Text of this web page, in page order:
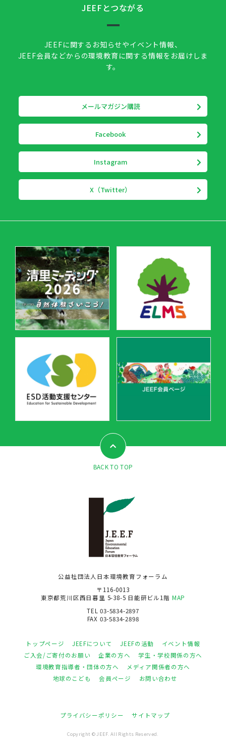
JEEFとつながる
JEEFに関するお知らせやイベント情報、
JEEF会員などからの環境教育に関する情報をお届けしま
す。
メールマガジン購読
Facebook
Instagram
X（Twitter）
BACK TO TOP
公益社団法人日本環境教育フォーラム
〒116-0013
東京都荒川区西日暮里 5-38-5 日能研ビル1階 MAP
TEL 03-5834-2897
FAX 03-5834-2898
トップページ JEEFについて JEEFの活動
イベント情報
ご入会/ご寄付のお願い
企業の方へ
学生・学校関係の方へ
環境教育指導者・団体の方へ
メディア関係者の方へ
地球のこども
会員ページ お問い合わせ
プライバシーポリシー サイトマップ
Copyright © JEEF. All Rights Reserved.